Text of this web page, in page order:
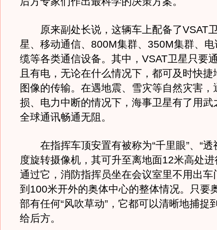
原来副处长说，这辆车上配备了VSAT
星、移动通信、800M集群、350M集群、
缆等各类通信设备。其中，VSAT卫星只要
且有电，无论在什么情况下，都可及时快捷
图像的传输。在遇地震、雪灾等自然灾害，
损、电力中断的情况下，海事卫星有了用武
全球通讯畅通无阻。
在指挥车顶安置有被称为“千里眼”、“透
度旋转摄像机，其可升至离地面12米高处
通过它，消防指挥员坐在会议室里不用出车
到100米开外的奥体中心的整体情况。只要
部有任何“风吹草动”，它都可以清晰地捕捉
给后方。